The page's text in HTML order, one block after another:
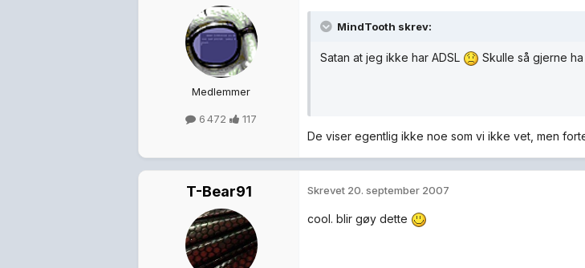
Medlemmer
6 472 117
MindTooth skrev:
Satan at jeg ikke har ADSL Skulle så gjerne
De viser egentlig ikke noe som vi ikke vet, men
T-Bear91 Skrevet 20. september 2007
cool. blir gøy dette